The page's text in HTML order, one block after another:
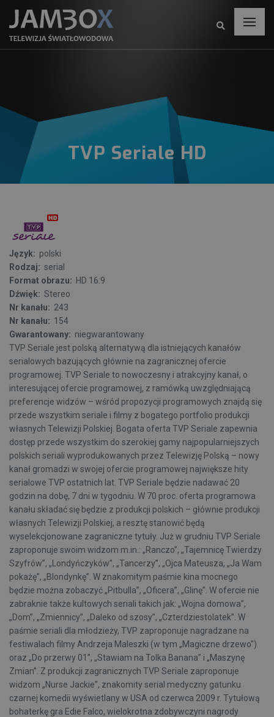
TVP Seriale HD
Język: polski
Rodzaj: serial
Format obrazu: HD 16:9
Dźwięk: Stereo
Nr kanału: 243
Nr kanału: 154
Gwarantowany: niegwarantowany
TVP Seriale jest polską alternatywą dla istniejących kanałów
serialowych bazujących głównie na zagranicznej ofercie
programowej. TVP Seriale to nowoczesny i atrakcyjny kanał, o
interesującej ofercie programowej, z ramówką uwzględniającą
preferencje widzów – wśród propozycji programowych znajdą się
przede wszystkim seriale i filmy z bogatego portfolio produkcji
własnych Telewizji Polskiej. Bogata oferta TVP Seriale zapewnia
dostęp przede wszystkim do szerokiej gamy najpopularniejszych
polskich seriali wyprodukowanych przez Telewizję Polską – nowy
kanał gromadzi w swojej ofercie programowej największe hity
serialowe TVP ostatnich lat. TVP Seriale będzie nadawać 20
godzin na dobę, 7 dni w tygodniu. W 70 proc. oferta programowa
kanału składać się będzie z produkcji polskich – głównie produkcji
własnych Telewizji Polskiej, a resztę stanowić będą
wyselekcjonowane zagraniczne tytuły. Już w grudniu TVP Seriale
zaproponuje swoim widzom m.in.: „Ranczo”, „Tajemnicę Twierdzy
Szyfrów”, „Londyńczyków”, „Tancerzy”, „Ojca Mateusza, „Ja Wam
pokażę”, „Blondynkę”. W znakomitym paśmie kina mocnego
będzie można zobaczyć „Pitbulla”, „Oficera”, „Glinę”. W ofercie nie
zabraknie także kultowych seriali takich jak: „Wojna domowa”,
„Dom”, „Zmiennicy”, „Daleko od szosy”, „Czterdziestolatek”. W
paśmie seriali dla młodzieży, TVP zaproponuje nagradzane na
festiwalach filmy Andrzeja Maleszki (w tym „Magiczne drzewo")
oraz „Do przerwy 01”, „Stawiam na Tolka Banana” i „Maszynę
Zmian”. Z produkcji zagranicznych TVP Seriale zaproponuje
widzom „Nurse Jackie”, znakomity serial medyczny gatunku
czarnej komedii wyświetlany w USA od czerwca 2009 r. Tytułową
bohaterkę gra Edie Falco, wielokrotna zdobywczyni nagrody